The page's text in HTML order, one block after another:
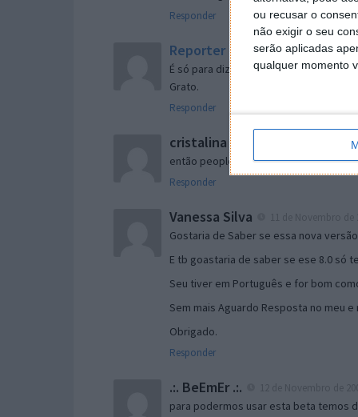
ou recusar o
não exigir o seu
serão aplicadas
qualquer momento
Responder
Reporter 7 de Novembro de 2005 às
É só para dizer que ainda não me
Grato.
Responder
cristalina 11 de Novembro de 2005
então people
Responder
Vanessa Silva
Gostaria de Saber se essa nova
E tb goastaria de saber se ese 8.0 só
Seu tiver em Português e for bom
Sem mais Aguardo Resposta no meu e
Obrigado.
Responder
.:. BeEmEr .:.
para podermos usar esta beta temos